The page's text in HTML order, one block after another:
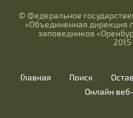
© Федеральное
«Объединенная дирекция
заповедников
Главная Поиск
Онлайн